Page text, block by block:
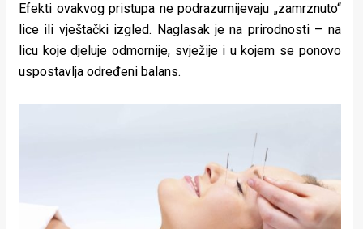
Efekti ovakvog pristupa ne podrazumijevaju „zamrznuto“
lice ili vještački izgled. Naglasak je na prirodnosti – na
licu koje djeluje odmornije, svježije i u kojem se ponovo
uspostavlja određeni balans.